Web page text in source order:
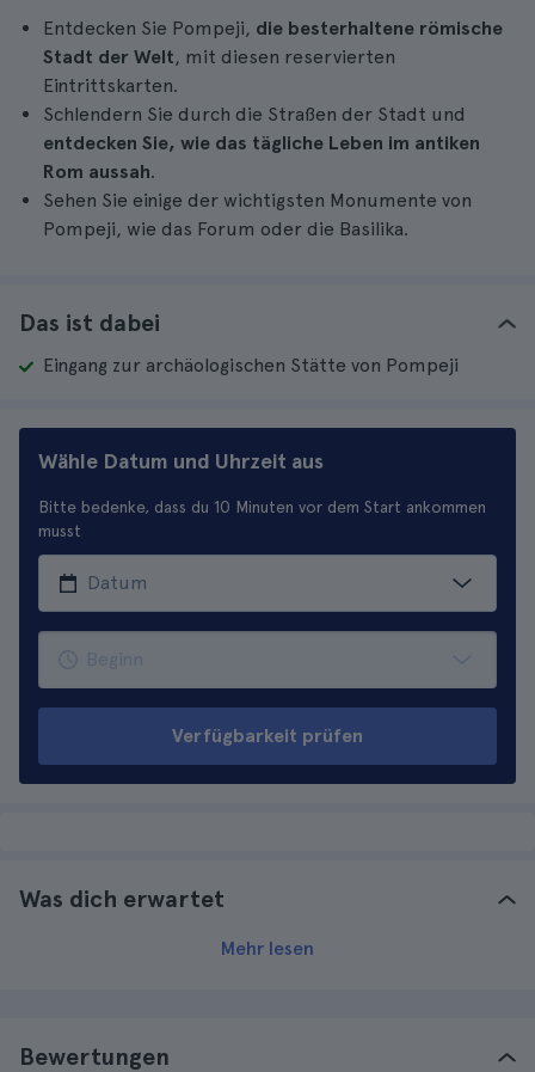
Entdecken Sie Pompeji, die besterhaltene römische
Stadt der Welt, mit diesen reservierten
Eintrittskarten.
Schlendern Sie durch die Straßen der Stadt und
entdecken Sie, wie das tägliche Leben im antiken
Rom aussah.
Sehen Sie einige der wichtigsten Monumente von
Pompeji, wie das Forum oder die Basilika.
Das ist dabei
Eingang zur archäologischen Stätte von Pompeji
Wähle Datum und Uhrzeit aus
Bitte bedenke, dass du 10 Minuten vor dem Start ankommen
musst
Verfügbarkeit prüfen
Was dich erwartet
Mehr lesen
Bewertungen